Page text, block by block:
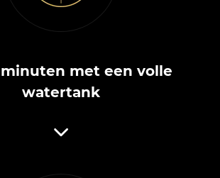
met een volle
watertank